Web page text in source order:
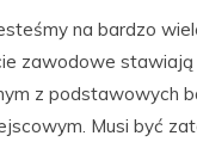
na bardzo
zawodowe
z podstawowych
Musi być